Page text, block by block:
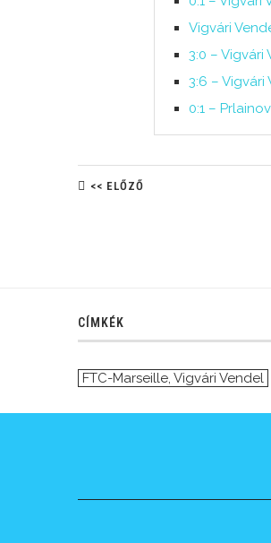
Vigvári
3:0 – Vigvári
3:6 –
0:1 –
<< ELŐZŐ
CÍMKÉK
FTC-Marseille, Vigvári Vendel